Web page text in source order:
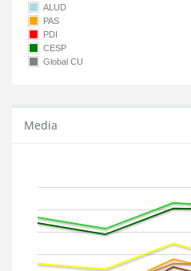
ALUD
PAS
PDI
CESP
Global CU
Media